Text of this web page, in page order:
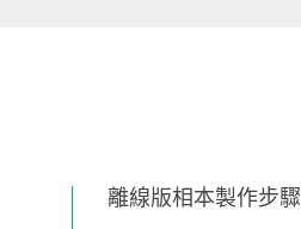
離線版相本製作步驟